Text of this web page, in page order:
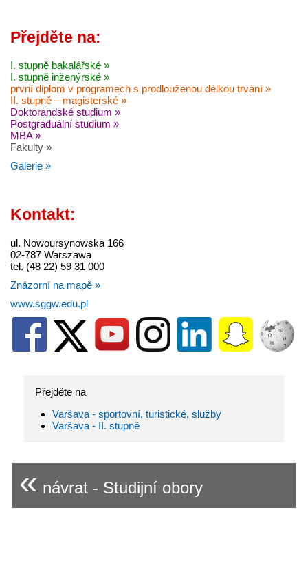
Přejděte na:
I. stupně bakalářské »
I. stupně inženýrské »
první diplom v programech s prodlouženou délkou trvání »
II. stupně – magisterské »
Doktorandské studium »
Postgraduální studium »
MBA »
Fakulty »
Galerie »
Kontakt:
ul. Nowoursynowska 166
02-787 Warszawa
tel. (48 22) 59 31 000
Znázorní na mapě »
www.sggw.edu.pl
Přejděte na
Varšava - sportovní, turistické, služby
Varšava - II. stupně
« návrat - Studijní obory